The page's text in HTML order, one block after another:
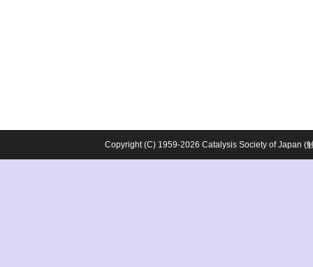
Copyright (C) 1959-2026 Catalysis Society of Japan (